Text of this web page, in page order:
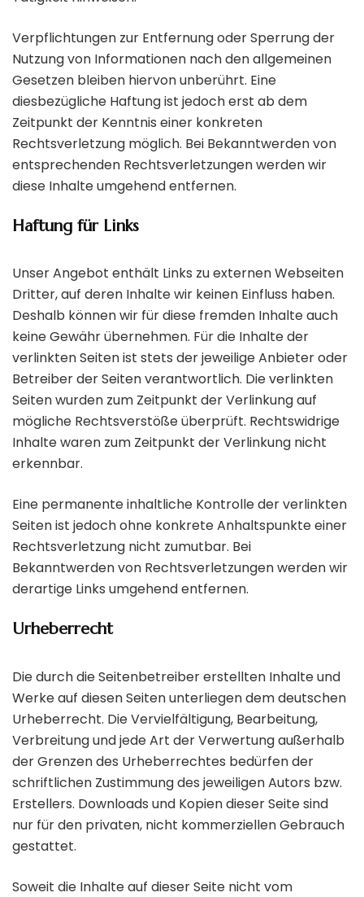
Verpflichtungen zur Entfernung oder Sperrung der
Nutzung von Informationen nach den allgemeinen
Gesetzen bleiben hiervon unberührt. Eine
diesbezügliche Haftung ist jedoch erst ab dem
Zeitpunkt der Kenntnis einer konkreten
Rechtsverletzung möglich. Bei Bekanntwerden von
entsprechenden Rechtsverletzungen werden wir
diese Inhalte umgehend entfernen.
Haftung für Links
Unser Angebot enthält Links zu externen Webseiten
Dritter, auf deren Inhalte wir keinen Einfluss haben.
Deshalb können wir für diese fremden Inhalte auch
keine Gewähr übernehmen. Für die Inhalte der
verlinkten Seiten ist stets der jeweilige Anbieter oder
Betreiber der Seiten verantwortlich. Die verlinkten
Seiten wurden zum Zeitpunkt der Verlinkung auf
mögliche Rechtsverstöße überprüft. Rechtswidrige
Inhalte waren zum Zeitpunkt der Verlinkung nicht
erkennbar.
Eine permanente inhaltliche Kontrolle der verlinkten
Seiten ist jedoch ohne konkrete Anhaltspunkte einer
Rechtsverletzung nicht zumutbar. Bei
Bekanntwerden von Rechtsverletzungen werden wir
derartige Links umgehend entfernen.
Urheberrecht
Die durch die Seitenbetreiber erstellten Inhalte und
Werke auf diesen Seiten unterliegen dem deutschen
Urheberrecht. Die Vervielfältigung, Bearbeitung,
Verbreitung und jede Art der Verwertung außerhalb
der Grenzen des Urheberrechtes bedürfen der
schriftlichen Zustimmung des jeweiligen Autors bzw.
Erstellers. Downloads und Kopien dieser Seite sind
nur für den privaten, nicht kommerziellen Gebrauch
gestattet.
Soweit die Inhalte auf dieser Seite nicht vom